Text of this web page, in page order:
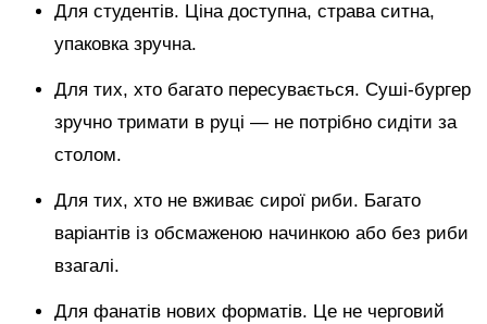
Для студентів. Ціна доступна, страва ситна,
упаковка зручна.
Для тих, хто багато пересувається. Суші-бургер
зручно тримати в руці — не потрібно сидіти за
столом.
Для тих, хто не вживає сирої риби. Багато
варіантів із обсмаженою начинкою або без риби
взагалі.
Для фанатів нових форматів. Це не черговий